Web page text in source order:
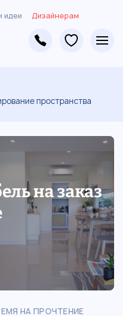
идеи Дизайнерам
пространства
на заказ
НА ПРОЧТЕНИЕ